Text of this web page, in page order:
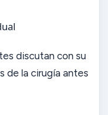
discutan con su
de la cirugía antes